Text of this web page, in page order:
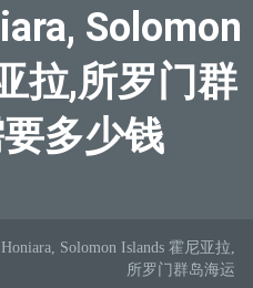
Solomon
拉,所罗门群
多少钱
Solomon Islands 霍尼亚拉,
所罗门群岛海运